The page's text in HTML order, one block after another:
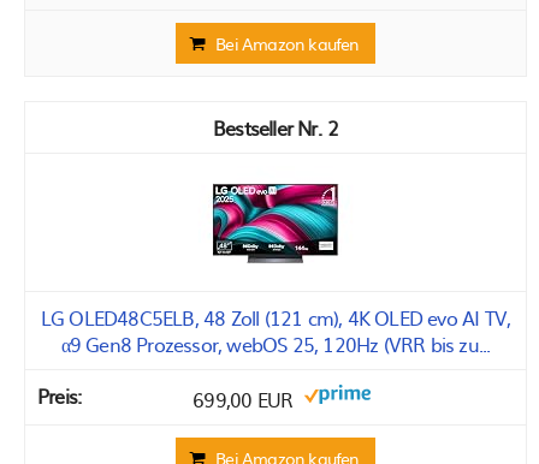
Bei Amazon kaufen
2
LG OLED48C5ELB, 48 Zoll (121 cm), 4K OLED evo AI TV,
α9 Gen8 Prozessor, webOS 25, 120Hz (VRR bis zu...
699,00 EUR
Bei Amazon kaufen